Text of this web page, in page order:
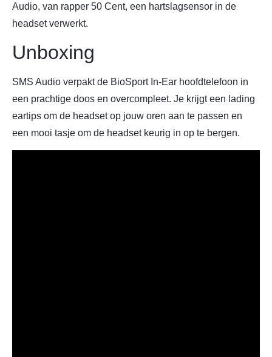
Audio, van rapper 50 Cent, een hartslagsensor in de
headset verwerkt.
Unboxing
SMS Audio verpakt de BioSport In-Ear hoofdtelefoon in
een prachtige doos en overcompleet. Je krijgt een lading
eartips om de headset op jouw oren aan te passen en
een mooi tasje om de headset keurig in op te bergen.